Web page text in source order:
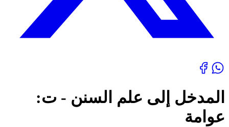
المدخل إلى علم السنن - ت:
عوامة